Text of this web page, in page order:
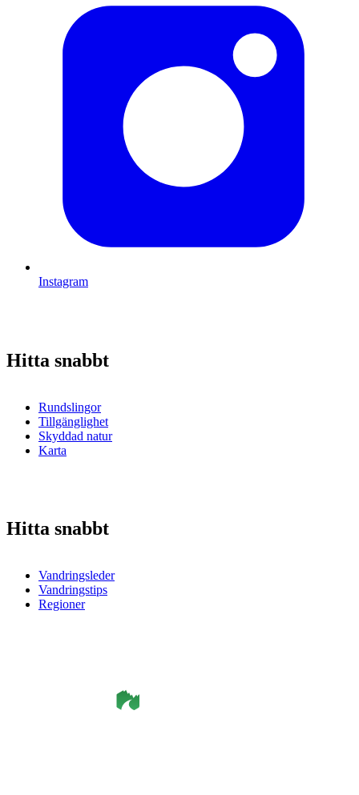
Instagram
Hitta snabbt
Rundslingor
Tillgänglighet
Skyddad natur
Karta
Hitta snabbt
Vandringsleder
Vandringstips
Regioner